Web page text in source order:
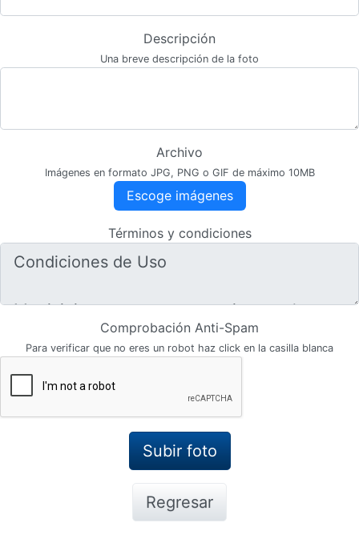
Descripción
Una breve descripción de la foto
Archivo
Imágenes en formato JPG, PNG o GIF de máximo 10MB
Escoge imágenes
Términos y condiciones
Comprobación Anti-Spam
Para verificar que no eres un robot haz click en la casilla blanca
Regresar